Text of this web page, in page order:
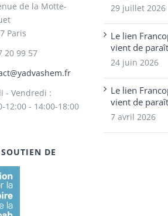
de la Motte-
Paris
20 99 57
- Vendredi :
12:00 - 14:00-18:00
DE
29 juillet 2026
Le lien
vient de
24 juin 2026
Le lien
vient de
7 avril 2026